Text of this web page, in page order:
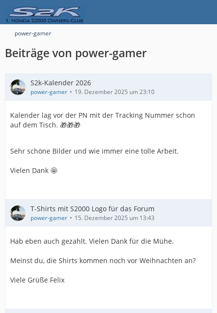
power-gamer
Beiträge von power-gamer
S2k-Kalender 2026
power-gamer 19. Dezember 2025 um 23:10
Kalender lag vor der PN mit der Tracking Nummer schon
auf dem Tisch. 🎁🎁🎁
Sehr schöne Bilder und wie immer eine tolle Arbeit.
Vielen Dank 🤩
T-Shirts mit S2000 Logo für das Forum
power-gamer 15. Dezember 2025 um 13:43
Hab eben auch gezahlt. Vielen Dank für die Mühe.
Meinst du, die Shirts kommen noch vor Weihnachten an?
Viele Grüße Felix